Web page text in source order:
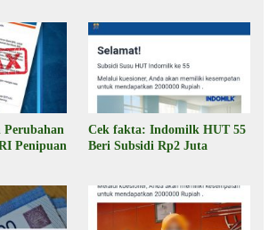
Perubahan
Penipuan
Cek fakta: Indomilk HUT 55
Beri Subsidi Rp2 Juta